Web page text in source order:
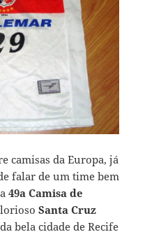
camisas da Europa, já
falar de um time bem
49a Camisa de
Santa Cruz
bela cidade de Recife